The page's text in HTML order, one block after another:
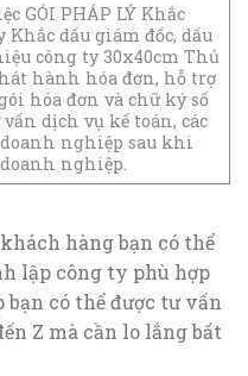
GÓI PHÁP LÝ Khắc
Khắc dấu giám đốc, dấu
công ty 30x40cm Thủ
hành hóa đơn, hỗ trợ
hóa đơn và chữ ký số
dịch vụ kế toán, các
nghiệp sau khi
nghiệp.
hàng bạn có thể
lập công ty phù hợp
có thể được tư vấn
Z mà cần lo lắng bất